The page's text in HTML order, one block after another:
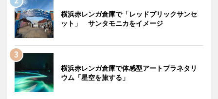
横浜赤レンガ倉庫で「レッドブリックサンセ
ット」 サンタモニカをイメージ
横浜赤レンガ倉庫で体感型アートプラネタリ
ウム「星空を旅する」